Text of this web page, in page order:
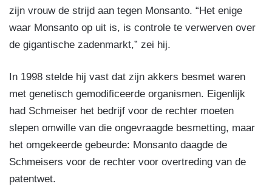
zijn vrouw de strijd aan tegen Monsanto. “Het enige
waar Monsanto op uit is, is controle te verwerven over
de gigantische zadenmarkt,” zei hij.
In 1998 stelde hij vast dat zijn akkers besmet waren
met genetisch gemodificeerde organismen. Eigenlijk
had Schmeiser het bedrijf voor de rechter moeten
slepen omwille van die ongevraagde besmetting, maar
het omgekeerde gebeurde: Monsanto daagde de
Schmeisers voor de rechter voor overtreding van de
patentwet.